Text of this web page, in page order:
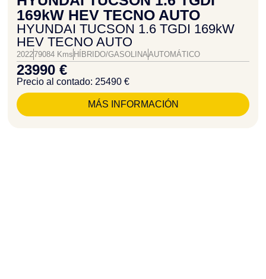
169kW HEV TECNO AUTO
HYUNDAI TUCSON 1.6 TGDI 169kW
HEV TECNO AUTO
202279084 Kms HÍBRIDO/GASOLINAAUTOMÁTICO
23990 €
Precio al contado: 25490 €
MÁS INFORMACIÓN